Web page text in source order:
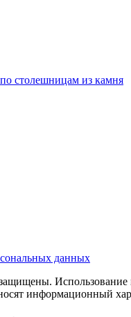
столешницам из камня
данных
Использование
информационный